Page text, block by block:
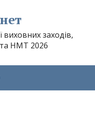
виховних заходів,
НМТ 2026